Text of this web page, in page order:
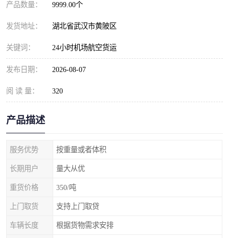
产品数量： 9999.00个
发货地址： 湖北省武汉市黄陂区
关键词： 24小时机场航空货运
发布日期： 2026-08-07
阅 读 量： 320
产品描述
服务优势 按重量或者体积
长期用户 量大从优
重货价格 350/吨
上门取货 支持上门取贷
车辆长度 根据货物需求安排